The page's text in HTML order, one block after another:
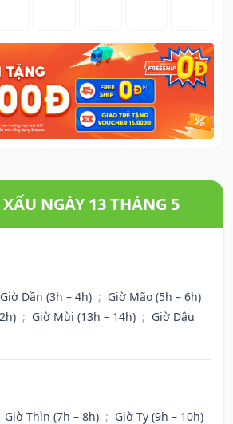
NGÀY 13 THÁNG 5
Giờ Dần (3h – 4h) ; Giờ Mão (5h – 6h)
; Giờ Mùi (13h – 14h) ; Giờ Dậu
Giờ Thìn (7h – 8h) ; Giờ Tỵ (9h – 10h)